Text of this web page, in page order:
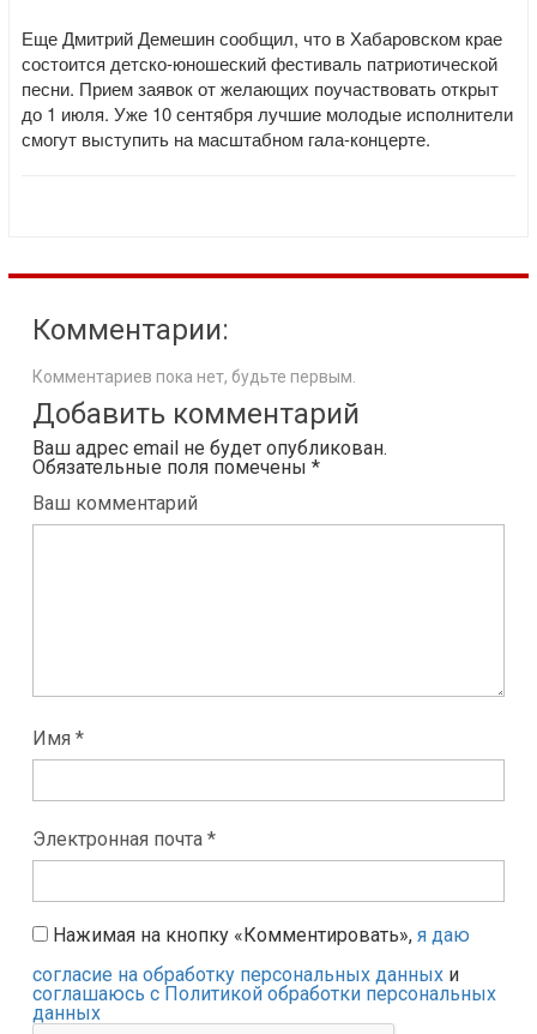
Еще Дмитрий Демешин сообщил, что в Хабаровском крае
состоится детско-юношеский фестиваль патриотической
песни. Прием заявок от желающих поучаствовать открыт
до 1 июля. Уже 10 сентября лучшие молодые исполнители
смогут выступить на масштабном гала-концерте.
Комментарии:
Комментариев пока нет, будьте первым.
Добавить комментарий
Ваш адрес email не будет опубликован.
Обязательные поля помечены *
Ваш комментарий
Имя *
Электронная почта *
Нажимая на кнопку «Комментировать», я даю
согласие на обработку персональных данных и
соглашаюсь с Политикой обработки персональных
данных